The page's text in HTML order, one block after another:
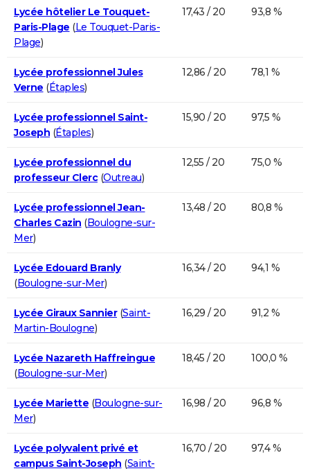
Lycée hôtelier Le Touquet-
Paris-Plage (Le Touquet-Paris-
Plage)
17,43 / 20 93,8 %
Lycée professionnel Jules
Verne (Étaples)
12,86 / 20 78,1 %
Lycée professionnel Saint-
Joseph (Étaples)
15,90 / 20 97,5 %
Lycée professionnel du
professeur Clerc(Outreau)
12,55 / 20 75,0 %
Lycée professionnel Jean-
Charles Cazin (Boulogne-sur-
Mer)
13,48 / 20 80,8 %
Lycée Edouard Branly
(Boulogne-sur-Mer)
16,34 / 20 94,1 %
Lycée Giraux Sannier(Saint-
Martin-Boulogne)
16,29 / 20 91,2 %
Lycée Nazareth Haffreingue
(Boulogne-sur-Mer)
18,45 / 20 100,0 %
Lycée Mariette (Boulogne-sur-
Mer)
16,98 / 20 96,8 %
Lycée polyvalent privé et
campus Saint-Joseph (Saint-
16,70 / 20 97,4 %